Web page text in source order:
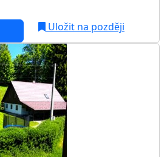
Uložit na později